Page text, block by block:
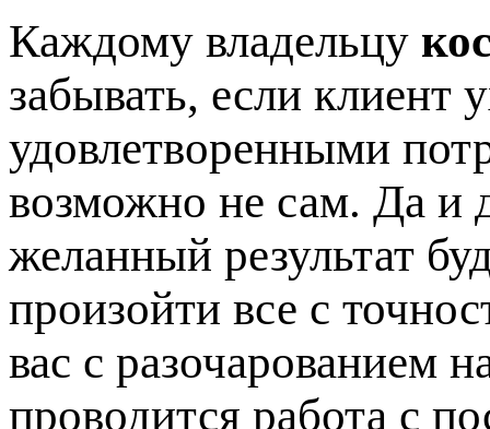
Каждому владельцу
забывать, если клиент
удовлетворенными
возможно не сам. Да и
желанный результат
произойти все с
вас с разочарованием
проводится работа с